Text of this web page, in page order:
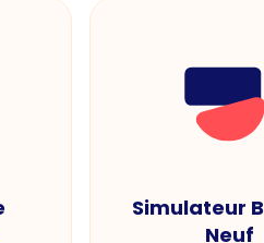
Simulateur
Neuf